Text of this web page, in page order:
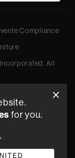
Compliance
All
for you.